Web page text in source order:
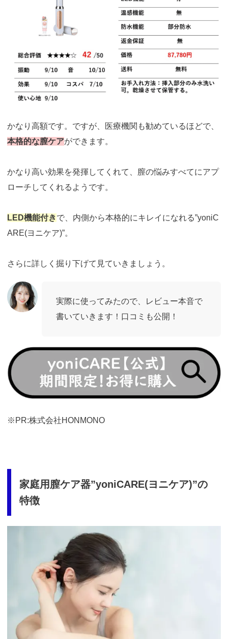
かなり高額です。ですが、医療機関も勧めているほどで、
本格的な膣ケアができます。
かなり高い効果を発揮してくれて、膣の悩みすべてにアプ
ローチしてくれるようです。
LED機能付きで、内側から本格的にキレイになれる”yoniC
ARE(ヨニケア)”。
さらに詳しく掘り下げて見ていきましょう。
実際に使ってみたので、レビュー本音で
書いていきます！口コミも公開！
https://t.afi-
b.com/visit.php?
guid=ON&a=513551P-
A449661y&p=p757084N
※PR:株式会社HONMONO
家庭用膣ケア器”yoniCARE(ヨニケア)”の
特徴
guid=ON&a=513551P-
A449661y&p=p757084N